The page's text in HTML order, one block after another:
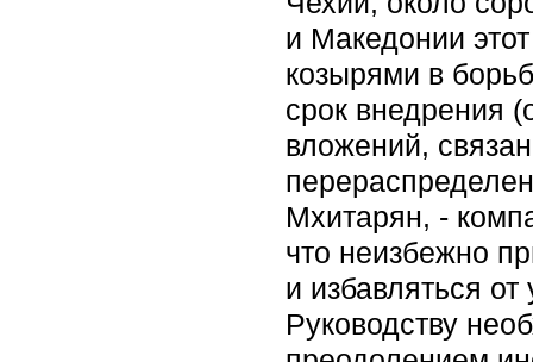
и Македонии
козырями в
срок внедрения
вложений,
Мхитарян, -
что неизбежно
и избавляться
Руководству